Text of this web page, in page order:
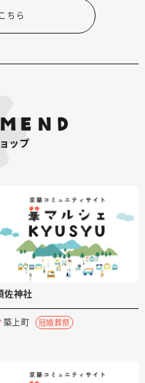
ちら
ップ
佐神社
築上町 冠婚葬祭